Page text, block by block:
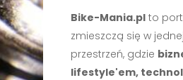
Bike-Mania.plto
zmieszczą się w
przestrzeń, gdzie
lifestyle'em,